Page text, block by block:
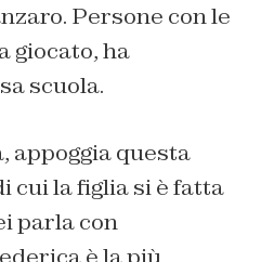
Persone con le
giocato, ha
scuola.
appoggia questa
cui la figlia si è fatta
parla con
è la più